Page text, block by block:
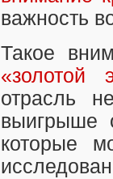
важность
Такое
«золотой
отрасль
выигрыше
которые